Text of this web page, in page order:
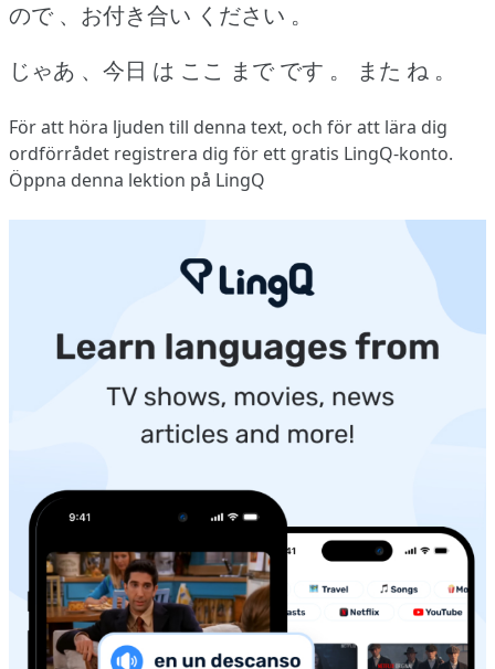
ので 、お付き合い ください 。
じゃあ 、今日 は ここ まで です 。
また ね 。
För att höra ljuden till denna text, och för att lära dig
ordförrådet registrera dig för ett gratis LingQ-konto.
Öppna denna lektion på LingQ